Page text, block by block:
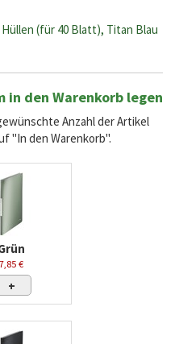
(für 40 Blatt), Titan Blau
in den Warenkorb legen
Anzahl der Artikel
"In den Warenkorb".
7,85 €
+